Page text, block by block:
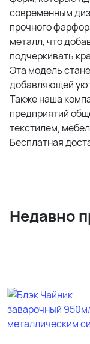
современным
прочного
металл, что
подчеркивать
Эта модель
добавляющей
Также наша
предприятий
текстилем,
Бесплатная
Недавно